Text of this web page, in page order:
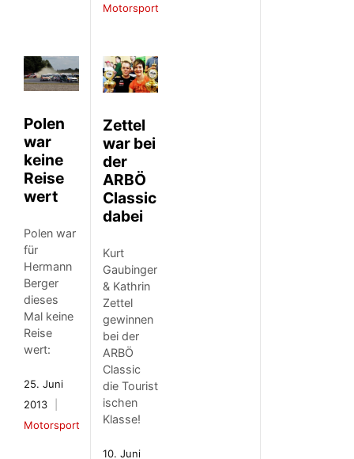
Motorsport
Polen
war
keine
Reise
wert
Polen war
für
Hermann
Berger
dieses
Mal keine
Reise
wert:
25. Juni
2013
Motorsport
Zettel
war bei
der
ARBÖ
Classic
dabei
Kurt
Gaubinger
& Kathrin
Zettel
gewinnen
bei der
ARBÖ
Classic
die Tourist
ischen
Klasse!
10. Juni